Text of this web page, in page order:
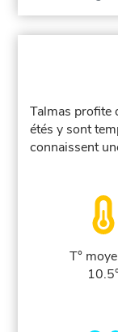
Talmas profite
étés y sont
connaissent
T°